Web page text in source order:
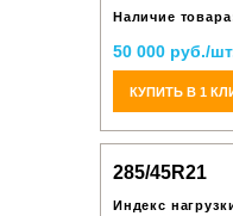
Наличие
50 000 руб./
КУПИТЬ В 1
285/45R21
Индекс